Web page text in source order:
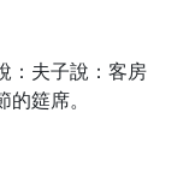
：夫子說：客房
筵席。